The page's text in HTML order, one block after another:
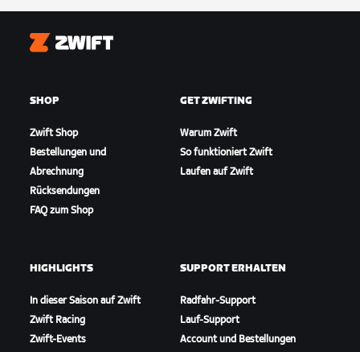
Zwift
SHOP
Zwift Shop
Bestellungen und
Abrechnung
Rücksendungen
FAQ zum Shop
GET ZWIFTING
Warum Zwift
So funktioniert Zwift
Laufen auf Zwift
HIGHLIGHTS
In dieser Saison auf Zwift
Zwift Racing
Zwift-Events
SUPPORT ERHALTEN
Radfahr-Support
Lauf-Support
Account und Bestellungen